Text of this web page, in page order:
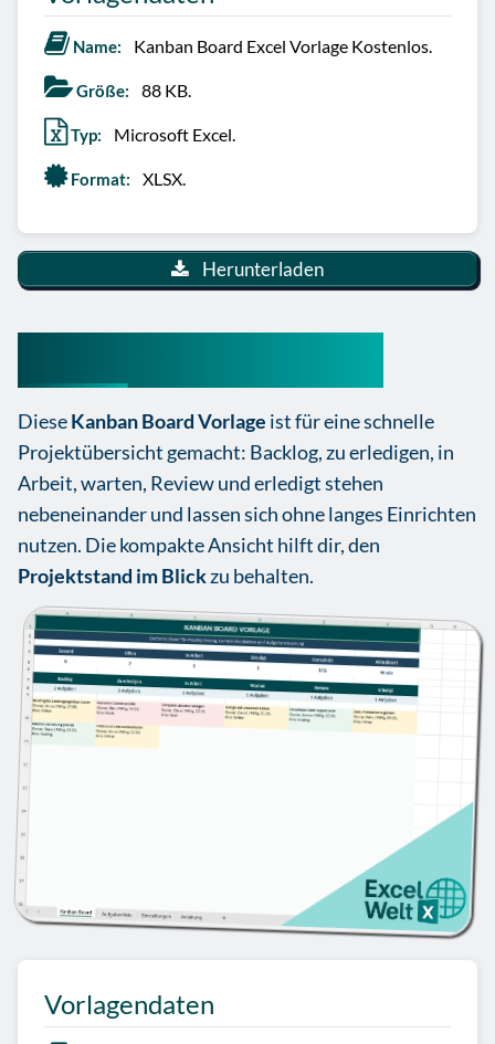
Name: Kanban Board Excel Vorlage Kostenlos.
Größe: 88 KB.
Typ: Microsoft Excel.
Format: XLSX.
Herunterladen
DieseKanban Board Vorlage ist für eine schnelle
Projektübersicht gemacht: Backlog, zu erledigen, in
Arbeit, warten, Review und erledigt stehen
nebeneinander und lassen sich ohne langes Einrichten
nutzen. Die kompakte Ansicht hilft dir, den
Projektstand im Blickzu behalten.
Vorlagendaten